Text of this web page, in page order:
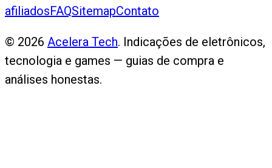
afiliadosFAQSitemapContato
© 2026 Acelera Tech. Indicações de eletrônicos,
tecnologia e games — guias de compra e
análises honestas.